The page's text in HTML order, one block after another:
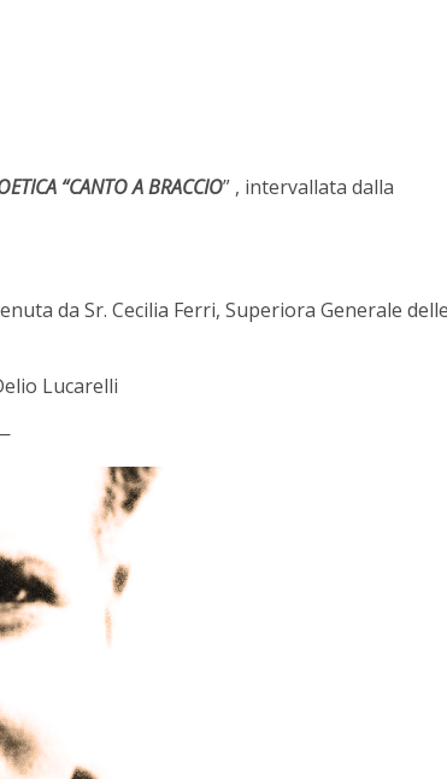
“CANTO A BRACCIO” , intervallata dalla
da Sr. Cecilia Ferri, Superiora Generale
Lucarelli